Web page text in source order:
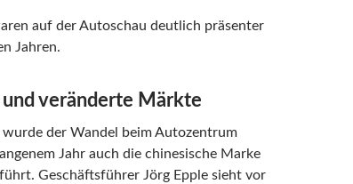
auf der Autoschau deutlich präsenter
Jahren.
veränderte Märkte
wurde der Wandel beim Autozentrum
Jahr auch die chinesische Marke
Geschäftsführer Jörg Epple sieht vor